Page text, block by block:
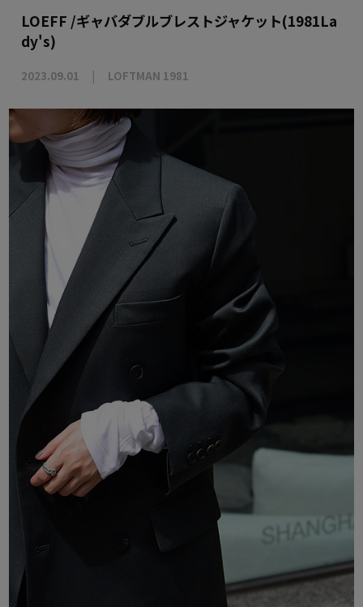
LOEFF /ギャバダブルブレストジャケット(1981La
dy's)
2023.09.01 LOFTMAN 1981